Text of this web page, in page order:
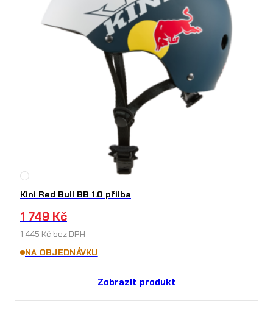
Kini Red Bull BB 1.0 přilba
1 749 Kč
1 445 Kč bez DPH
NA OBJEDNÁVKU
Zobrazit produkt